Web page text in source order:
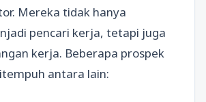
Mereka tidak hanya
pencari kerja, tetapi juga
kerja. Beberapa prospek
antara lain: